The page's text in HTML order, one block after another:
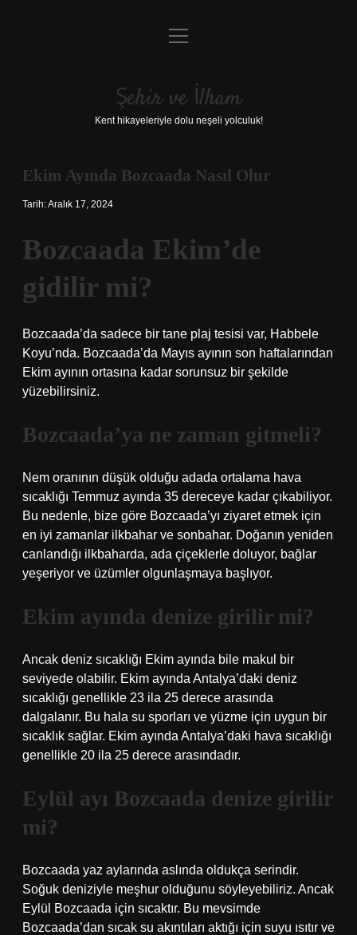
Anasayfa
Yasal Uyarı
menüyü
Şehir ve İlham
Kent hikayeleriyle dolu neşeli yolculuk!
Ekim Ayında Bozcaada Nasıl Olur
Tarih: Aralık 17, 2024
Bozcaada Ekim’de
gidilir mi?
Bozcaada’da sadece bir tane plaj tesisi var, Habbele
Koyu’nda. Bozcaada’da Mayıs ayının son haftalarından
Ekim ayının ortasına kadar sorunsuz bir şekilde
yüzebilirsiniz.
Bozcaada’ya ne zaman gitmeli?
Nem oranının düşük olduğu adada ortalama hava
sıcaklığı Temmuz ayında 35 dereceye kadar çıkabiliyor.
Bu nedenle, bize göre Bozcaada’yı ziyaret etmek için
en iyi zamanlar ilkbahar ve sonbahar. Doğanın yeniden
canlandığı ilkbaharda, ada çiçeklerle doluyor, bağlar
yeşeriyor ve üzümler olgunlaşmaya başlıyor.
Ekim ayında denize girilir mi?
Ancak deniz sıcaklığı Ekim ayında bile makul bir
seviyede olabilir. Ekim ayında Antalya’daki deniz
sıcaklığı genellikle 23 ila 25 derece arasında
dalgalanır. Bu hala su sporları ve yüzme için uygun bir
sıcaklık sağlar. Ekim ayında Antalya’daki hava sıcaklığı
genellikle 20 ila 25 derece arasındadır.
Eylül ayı Bozcaada denize girilir
mi?
Bozcaada yaz aylarında aslında oldukça serindir.
Soğuk deniziyle meşhur olduğunu söyleyebiliriz. Ancak
Eylül Bozcaada için sıcaktır. Bu mevsimde
Bozcaada’dan sıcak su akıntıları aktığı için suyu ısıtır ve